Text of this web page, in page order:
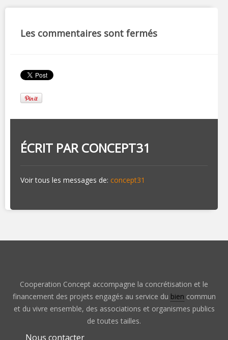
Les commentaires sont fermés
ÉCRIT PARCONCEPT31
Voir tous les messages de: concept31
Cooperation Concept accompagne la concrétisation et le
financement des projets engagés au service du bien commun
et du vivre ensemble, des associations et organismes publics
de toutes tailles.
Nous contacter